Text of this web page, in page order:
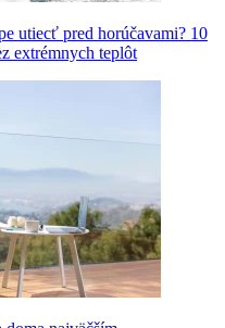
utiecť pred horúčavami? 10
extrémnych teplôt